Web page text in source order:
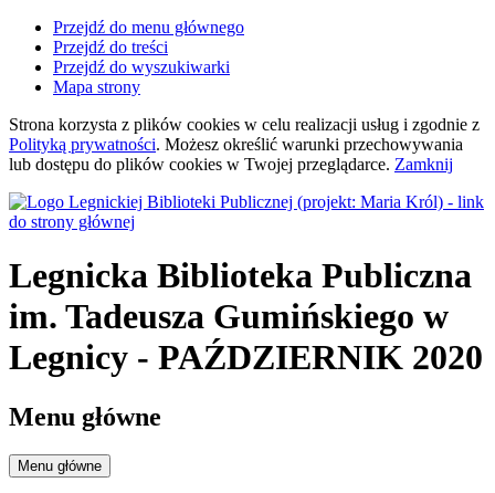
Przejdź do menu głównego
Przejdź do treści
Przejdź do wyszukiwarki
Mapa strony
Strona korzysta z plików cookies w celu realizacji usług i zgodnie z
Polityką prywatności. Możesz określić warunki przechowywania
lub dostępu do plików cookies w Twojej przeglądarce. Zamknij
Legnicka Biblioteka Publiczna
im. Tadeusza Gumińskiego w
Legnicy - PAŹDZIERNIK 2020
Menu główne
Menu główne